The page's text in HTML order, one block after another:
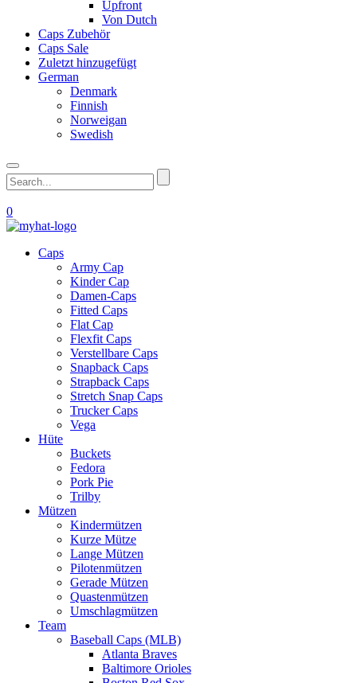
Upfront
Von Dutch
Caps Zubehör
Caps Sale
Zuletzt hinzugefügt
German
Denmark
Finnish
Norweigan
Swedish
0
Caps
Army Cap
Kinder Cap
Damen-Caps
Fitted Caps
Flat Cap
Flexfit Caps
Verstellbare Caps
Snapback Caps
Strapback Caps
Stretch Snap Caps
Trucker Caps
Vega
Hüte
Buckets
Fedora
Pork Pie
Trilby
Mützen
Kindermützen
Kurze Mütze
Lange Mützen
Pilotenmützen
Gerade Mützen
Quastenmützen
Umschlagmützen
Team
Baseball Caps (MLB)
Atlanta Braves
Baltimore Orioles